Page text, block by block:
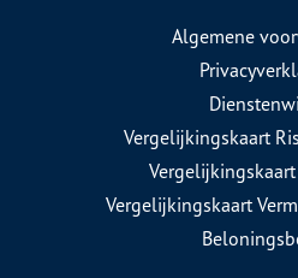
Algemene
Vergelijkingskaart
Vergelijkingskaart